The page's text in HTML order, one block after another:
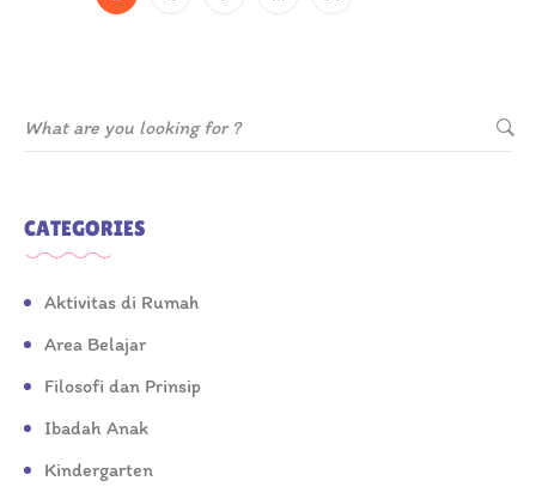
CATEGORIES
Aktivitas di Rumah
Area Belajar
Filosofi dan Prinsip
Ibadah Anak
Kindergarten